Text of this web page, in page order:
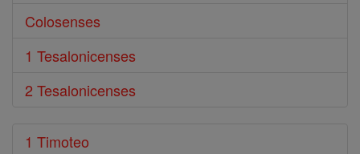
Colosenses
1 Tesalonicenses
2 Tesalonicenses
1 Timoteo